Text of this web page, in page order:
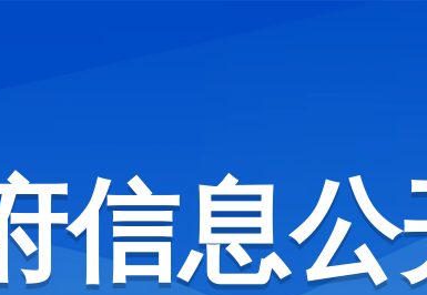
信息公